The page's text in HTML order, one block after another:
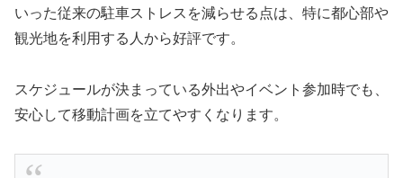
いった従来の駐車ストレスを減らせる点は、特に都心部や
観光地を利用する人から好評です。
スケジュールが決まっている外出やイベント参加時でも、
安心して移動計画を立てやすくなります。